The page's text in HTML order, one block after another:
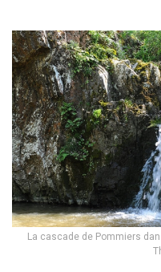
La cascade de Pommiers